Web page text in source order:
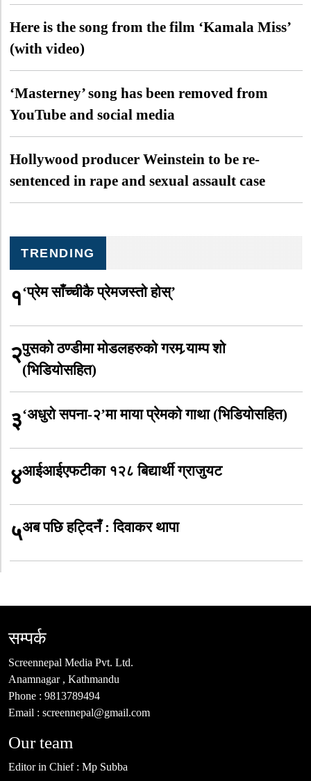
Here is the song from the film ‘Kamala Miss’
(with video)
‘Masterney’ song has been removed from
YouTube and social media
Hollywood producer Weinstein to be re-
sentenced in rape and sexual assault case
TRENDING
१‘प्रेम साँच्चीकै प्रेमजस्तो होस्’
२पुसको ठण्डीमा मोडलहरुको गरम र्‍याम्प शो
(भिडियोसहित)
३‘अधुरो सपना-२’मा माया प्रेमको गाथा (भिडियोसहित)
४आईआईएफटीका १२८ बिद्यार्थी ग्राजुयट
५अब पछि हट्दिनँ : दिवाकर थापा
सम्पर्क
Screennepal Media Pvt. Ltd.
Anamnagar , Kathmandu
Phone : 9813789494
Email : screennepal@gmail.com
Our team
Editor in Chief : Mp Subba